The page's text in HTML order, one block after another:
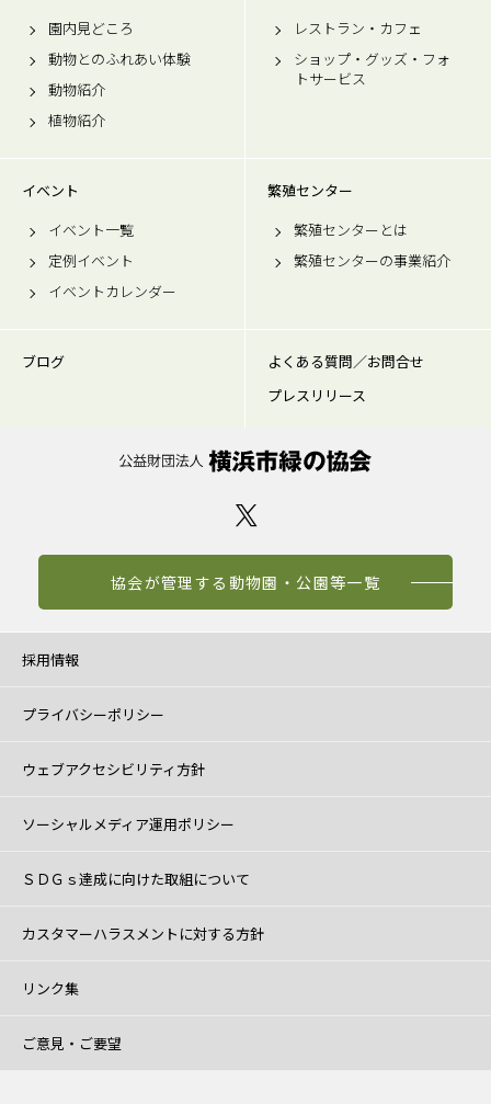
園内見どころ
動物とのふれあい体験
動物紹介
植物紹介
レストラン・カフェ
ショップ・グッズ・フォ
トサービス
イベント
イベント一覧
定例イベント
イベントカレンダー
繁殖センター
繁殖センターとは
繁殖センターの事業紹介
ブログ
よくある質問／お問合せ
プレスリリース
協会が管理する動物園・公園等一覧
採用情報
プライバシーポリシー
ウェブアクセシビリティ方針
ソーシャルメディア運用ポリシー
ＳＤＧｓ達成に向けた取組について
カスタマーハラスメントに対する方針
リンク集
ご意見・ご要望